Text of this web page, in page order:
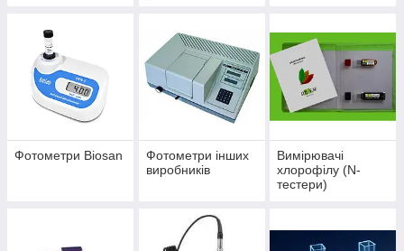
Фотометри Biosan
Фотометри інших
виробників
Вимірювачі
хлорофілу (N-
тестери)